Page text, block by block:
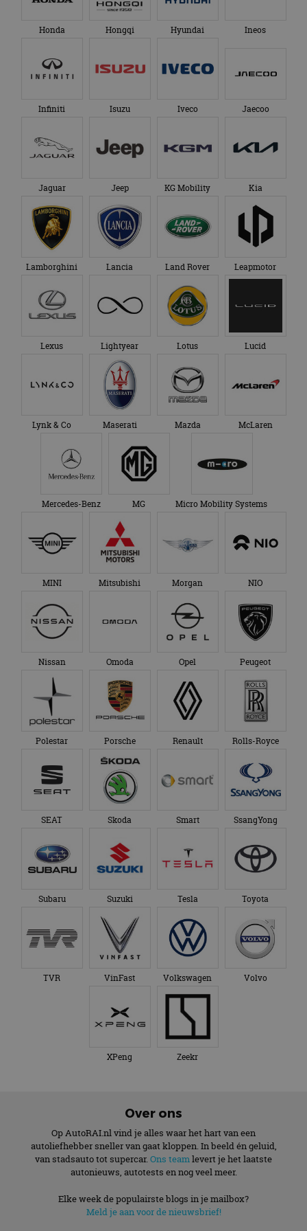
Honda Hongqi Hyundai Ineos
Infiniti Isuzu Iveco Jaecoo
Jaguar Jeep KG Mobility Kia
Lamborghini Lancia Land Rover Leapmotor
Lexus Lightyear Lotus Lucid
Lynk & Co Maserati Mazda McLaren
Mercedes-Benz MG Micro Mobility Systems
MINI Mitsubishi Morgan NIO
Nissan Omoda Opel Peugeot
Polestar Porsche Renault Rolls-Royce
SEAT Skoda Smart SsangYong
Subaru Suzuki Tesla Toyota
TVR VinFast Volkswagen Volvo
XPeng Zeekr
Over ons
Op AutoRAI.nl vind je alles waar het hart van een
autoliefhebber sneller van gaat kloppen. In beeld én geluid,
van stadsauto tot supercar. Ons teamlevert je het laatste
autonieuws, autotests en nog veel meer.
Elke week de populairste blogs in je mailbox?
Meld je aan voor de nieuwsbrief!